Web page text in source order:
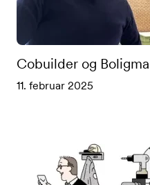
Cobuilder og
11. februar 2025